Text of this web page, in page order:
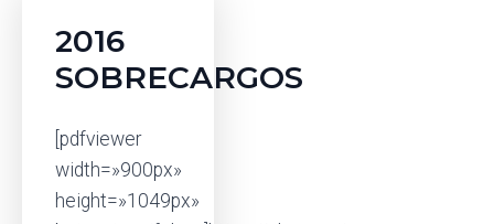
2016
SOBRECARGOS
[pdfviewer
width=»900px»
height=»1049px»